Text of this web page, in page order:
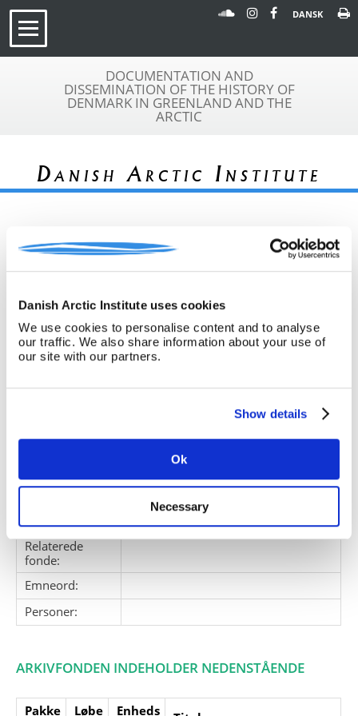
Danish Arctic Institute uses cookies
We use cookies to personalise content and to analyse
our traffic. We also share information about your use of
our site with our partners.
Show details
Ok
Necessary
DANSK
DOCUMENTATION AND
DISSEMINATION OF THE HISTORY OF
DENMARK IN GREENLAND AND THE
ARCTIC
Danish Arctic Institute
Arkivfond
A 461
Ebbe Munck
Beskrivelse:
Ebbe Muncks dagbog fra sejladsen i
1926 med skibet "Pourquoi Pas".
Mette Munck via Janni Andreassen
Relaterede
fonde:
Emneord:
Personer:
ARKIVFONDEN INDEHOLDER NEDENSTÅENDE
Pakke Løbe Enheds